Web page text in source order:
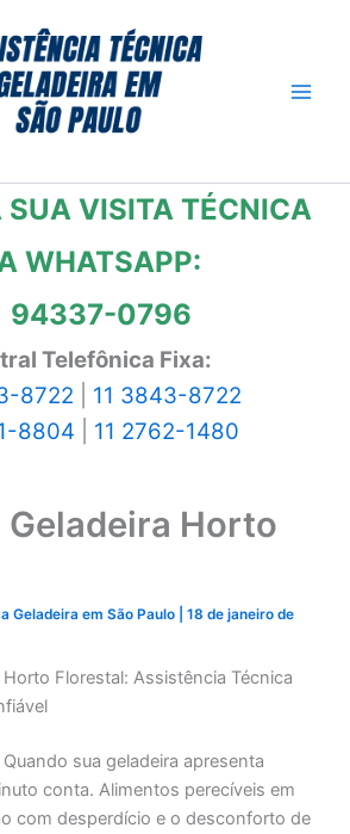
SUA VISITA TÉCNICA
WHATSAPP:
94337-0796
Telefônica Fixa:
8722
11 3843-8722
8804
11 2762-1480
Horto
Geladeira em São Paulo |18 de janeiro de
Florestal: Assistência Técnica
sua geladeira apresenta
conta. Alimentos perecíveis em
com desperdício e o desconforto de